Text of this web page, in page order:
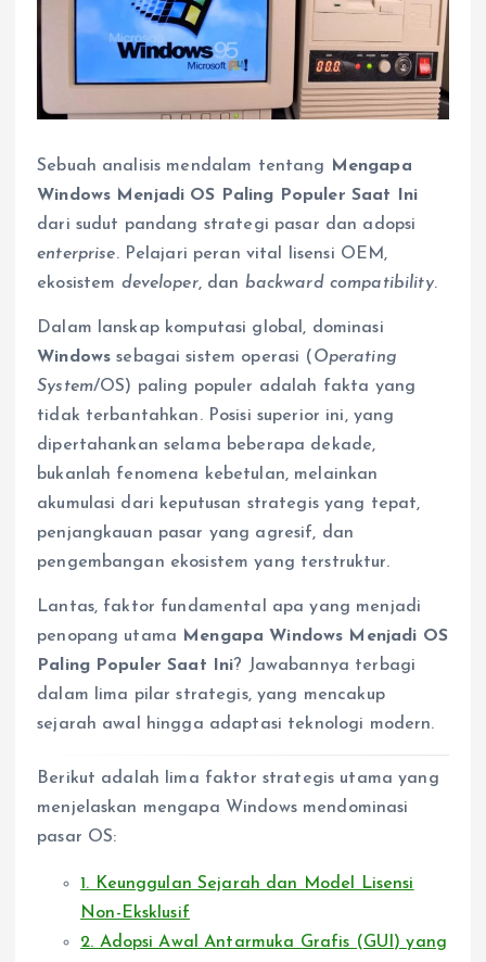
Sebuah analisis mendalam tentang
Mengapa
Windows Menjadi OS Paling Populer Saat Ini
dari sudut pandang strategi pasar dan adopsi
enterprise. Pelajari peran vital lisensi OEM,
ekosistem developer, dan backward compatibility.
Dalam lanskap komputasi global, dominasi
Windows sebagai sistem operasi ( Operating
System/OS) paling populer adalah fakta yang
tidak terbantahkan. Posisi superior ini, yang
dipertahankan selama beberapa dekade,
bukanlah fenomena kebetulan, melainkan
akumulasi dari keputusan strategis yang tepat,
penjangkauan pasar yang agresif, dan
pengembangan ekosistem yang terstruktur.
Lantas, faktor fundamental apa yang menjadi
penopang utama Mengapa Windows Menjadi OS
Paling Populer Saat Ini? Jawabannya terbagi
dalam lima pilar strategis, yang mencakup
sejarah awal hingga adaptasi teknologi modern.
Berikut adalah lima faktor strategis utama yang
menjelaskan mengapa Windows mendominasi
pasar OS:
1. Keunggulan Sejarah dan Model Lisensi
Non-Eksklusif
2. Adopsi Awal Antarmuka Grafis (GUI) yang